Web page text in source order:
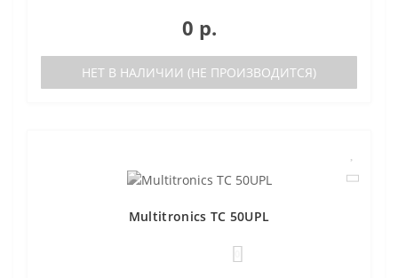
0 р.
НЕТ В НАЛИЧИИ (НЕ ПРОИЗВОДИТСЯ)
Multitronics TC 50UPL